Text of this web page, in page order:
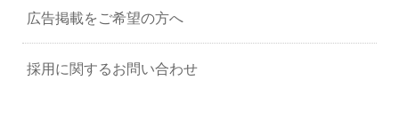
広告掲載をご希望の方へ
採用に関するお問い合わせ